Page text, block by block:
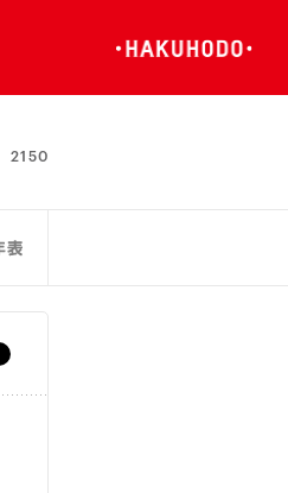
2150